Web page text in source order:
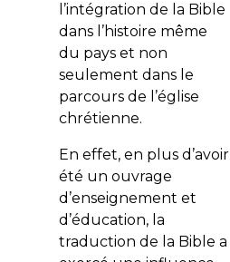
l’intégration de la Bible
dans l’histoire même
du pays et non
seulement dans le
parcours de l’église
chrétienne.
En effet, en plus d’avoir
été un ouvrage
d’enseignement et
d’éducation, la
traduction de la Bible a